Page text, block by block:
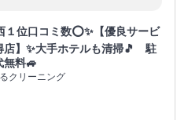
１位口コミ数⭕✨【優良サービ
店】✨大手ホテルも清掃🎵 駐
無料🚙
クリーニング